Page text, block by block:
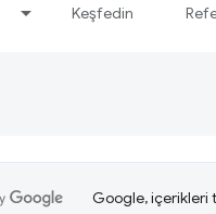
Keşfedin
Google, içerikleri